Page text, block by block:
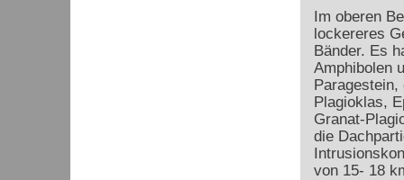
Im oberen
lockereres
Bänder. Es
Amphibolen
Plagioklas,
Granat-
die
von 15- 18